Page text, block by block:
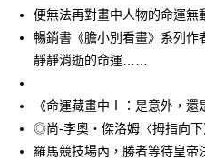
便無法再對畫中人物的命運無
暢銷書《膽小別看畫》系列作
靜靜消逝的命運……
《命運藏畫中Ⅰ：是意外，還
◎尚-李奧‧傑洛姆〈拇指向下
羅馬競技場內，勝者等待皇